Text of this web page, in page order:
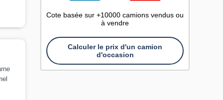
Cote basée sur +10000 camions vendus ou
à vendre
Calculer le prix d'un camion
d'occasion